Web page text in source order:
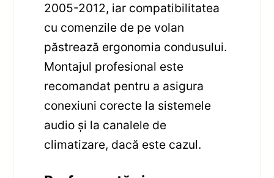
2005-2012, iar compatibilitatea
cu comenzile de pe volan
păstrează ergonomia condusului.
Montajul profesional este
recomandat pentru a asigura
conexiuni corecte la sistemele
audio și la canalele de
climatizare, dacă este cazul.